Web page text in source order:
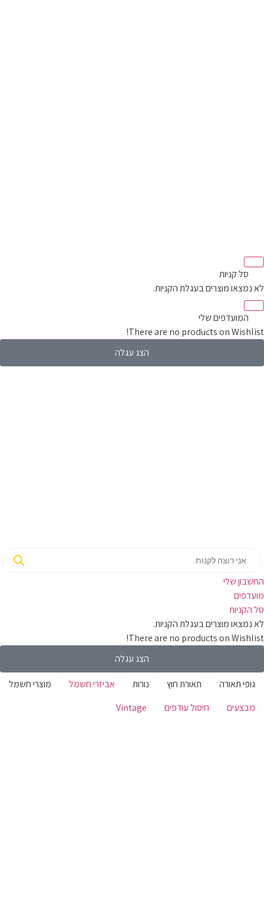
סל קניות‬
מוצרים בעגלת הקניות.
המועדפים שלי
There are no products on
הצג עגלה
שלי‬
מוצרים בעגלת הקניות.
There are no products on
הצג עגלה
תאורה תאורת חוץ נורות אביזרי חשמל
מוצרי חשמל
חיסול עודפים Vintage